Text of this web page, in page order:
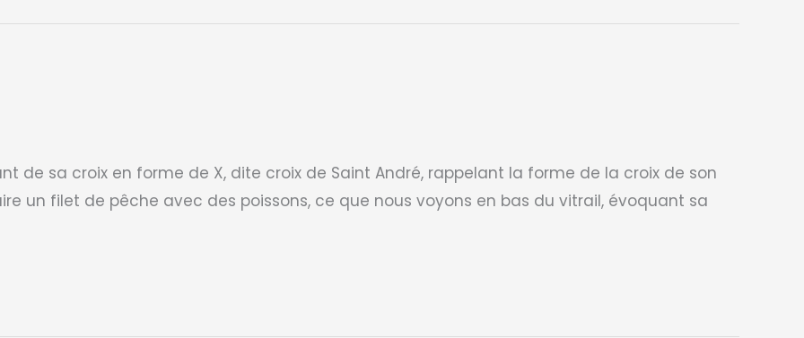
de sa croix en forme de X, dite croix de Saint André, rappelant la forme de la croix de son
un filet de pêche avec des poissons, ce que nous voyons en bas du vitrail, évoquant sa